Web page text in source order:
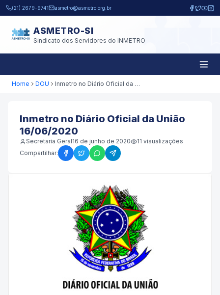
Pular para o conteúdo principal
(21) 2679-9741 asmetro@asmetro.org.br
ASMETRO-SI
Sindicato dos Servidores do INMETRO
Home DOU Inmetro no Diário Oficial da União 16/06/2020
Inmetro no Diário Oficial da União
16/06/2020
Secretaria Geral16 de junho de 2020 11 visualizações
Compartilhar: